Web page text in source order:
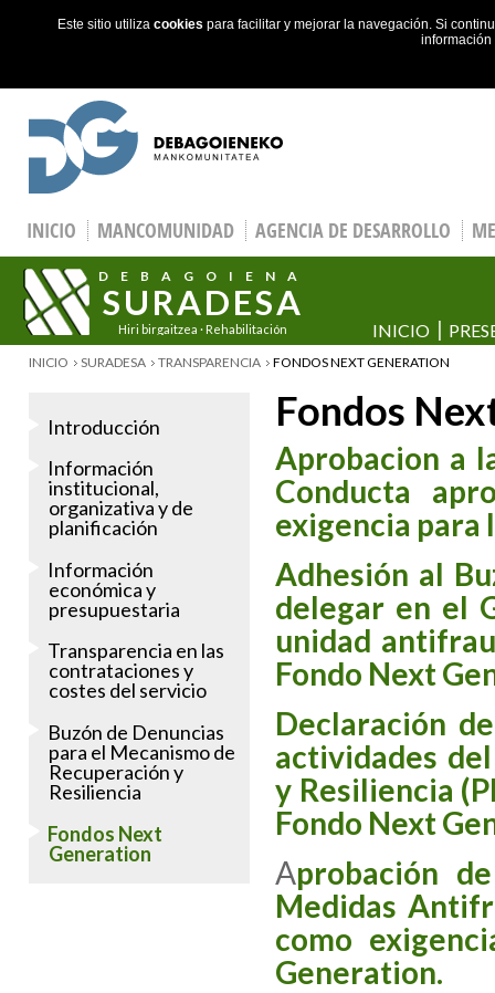
Este sitio utiliza cookies para facilitar y mejorar la navegación. Si
Skip to main content
INICIO MANCOMUNIDAD AGENCIA DE DESARROLLO
DEBAGOIENA
SURADESA
Hiri birgaitzea · Rehabilitación
INICIO
YOU ARE HERE
INICIO SURADESA TRANSPARENCIA FONDOS NEXT GENERATION
Fondos
Aprobacion a
Conducta
exigencia para
Adhesión al
delegar en el
unidad
Fondo Next
Declaración
actividades
y Resiliencia
Fondo Next
Aprobación
Medidas
como
Generation.
Introducción
Información
institucional,
organizativa y de
planificación
Información
económica y
presupuestaria
Transparencia en las
contrataciones y
costes del servicio
Buzón de Denuncias
para el Mecanismo de
Recuperación y
Resiliencia
Fondos Next
Generation